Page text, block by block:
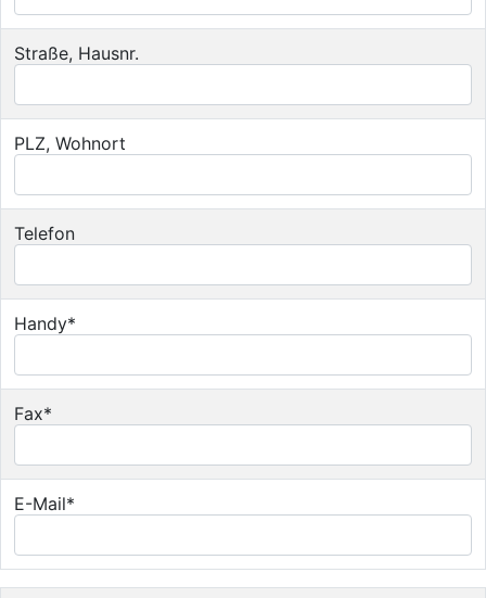
Straße, Hausnr.
PLZ, Wohnort
Telefon
Handy*
Fax*
E-Mail*